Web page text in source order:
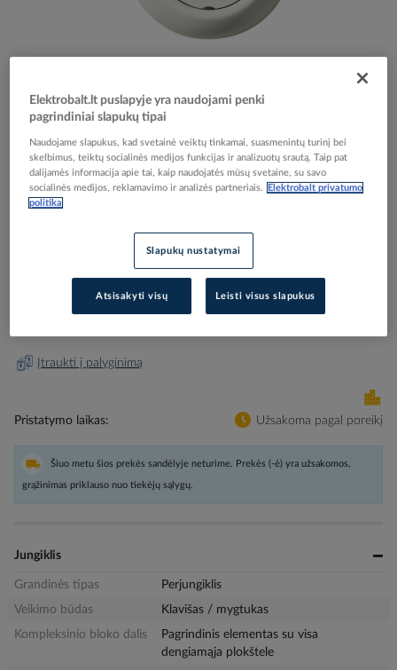
Skip
the
beginning
the
images
Reali prekė gali skirtis nuo pavaizduotos nuotraukoje
Perjungiklis v/t viengubas varžtiniai kontaktai
baltos spalvos 16A 250V AC Renova - SCHNEIDER
ELECTRIC
Gamintojo prekės kodas
WDE006822
Prisijunkite, norėdami pamatyti kainas
Įtraukti į palyginimą
Pristatymo laikas Užsakoma pagal poreikį
Šiuo metu šios prekės sandėlyje neturime. Prekės (-ė) yra užsakomos,
grąžinimas priklauso nuo tiekėjų sąlygų.
Jungiklis
Grandinės tipas
Perjungiklis
Veikimo būdas
Klavišas / mygtukas
Kompleksinio bloko dalis
Pagrindinis elementas su visa
dengiamąja plokštele
Elektrobalt.lt puslapyje yra naudojami penki
pagrindiniai slapukų tipai
Naudojame slapukus, kad svetainė veiktų tinkamai, suasmenintų turinį bei
skelbimus, teiktų socialinės medijos funkcijas ir analizuotų srautą. Taip pat
dalijamės informacija apie tai, kaip naudojatės mūsų svetaine, su savo
socialinės medijos, reklamavimo ir analizės partneriais.
Elektrobalt privatumo
politika
Slapukų nustatymai
Atsisakyti visų Leisti visus slapukus